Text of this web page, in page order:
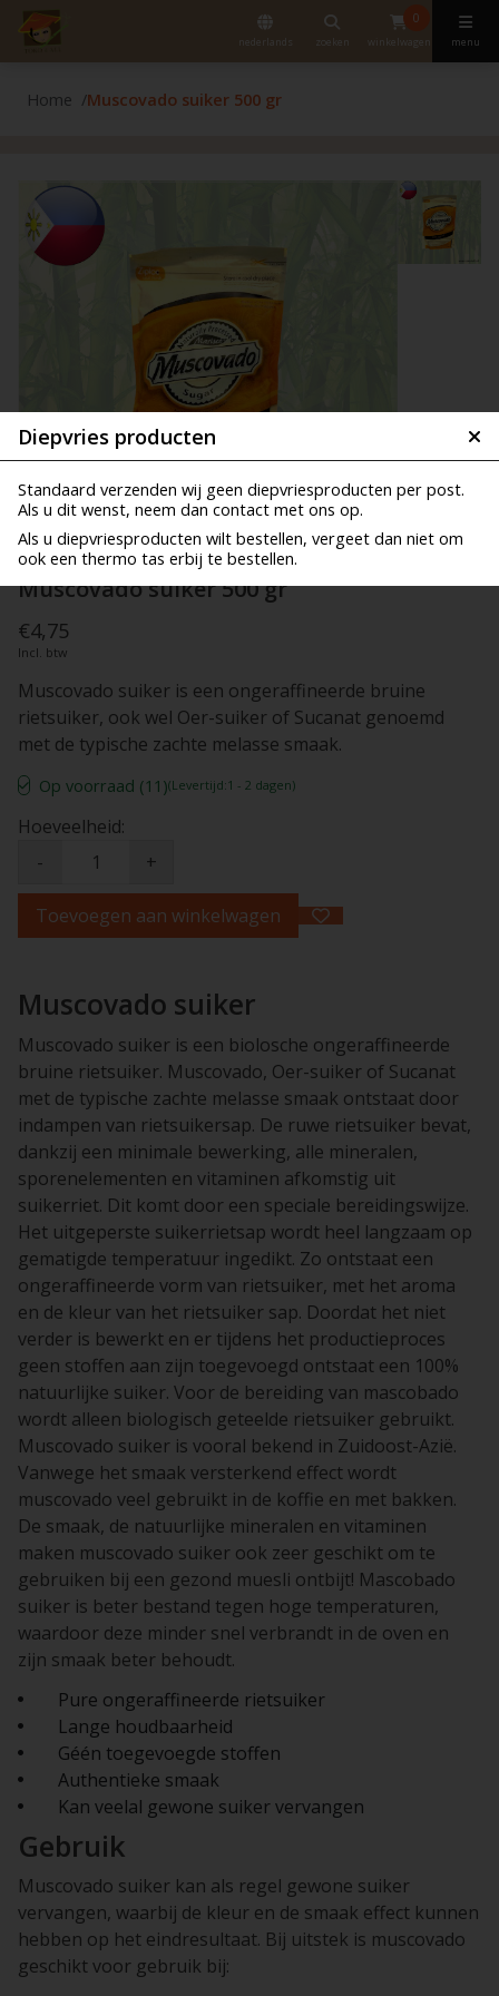
nederlands zoeken
0
winkelwagen menu
Diepvries producten
Standaard verzenden wij geen diepvriesproducten per post.
Als u dit wenst, neem dan contact met ons op.
Als u diepvriesproducten wilt bestellen, vergeet dan niet om
ook een thermo tas erbij te bestellen.
Home Muscovado suiker 500 gr
Muscovado suiker 500 gr
€4,75
Incl. btw
Muscovado suiker is een ongeraffineerde bruine
rietsuiker, ook wel Oer-suiker of Sucanat genoemd
met de typische zachte melasse smaak.
Op voorraad (11)(Levertijd:1 - 2 dagen)
Hoeveelheid:
-
+
Toevoegen aan winkelwagen
Muscovado suiker
Muscovado suiker is een biolosche ongeraffineerde
bruine rietsuiker. Muscovado, Oer-suiker of Sucanat
met de typische zachte melasse smaak ontstaat door
indampen van rietsuikersap. De ruwe rietsuiker bevat,
dankzij een minimale bewerking, alle mineralen,
sporenelementen en vitaminen afkomstig uit
suikerriet. Dit komt door een speciale bereidingswijze.
Het uitgeperste suikerrietsap wordt heel langzaam op
gematigde temperatuur ingedikt. Zo ontstaat een
ongeraffineerde vorm van rietsuiker, met het aroma
en de kleur van het rietsuiker sap. Doordat het niet
verder is bewerkt en er tijdens het productieproces
geen stoffen aan zijn toegevoegd ontstaat een 100%
natuurlijke suiker. Voor de bereiding van mascobado
wordt alleen biologisch geteelde rietsuiker gebruikt.
Muscovado suiker is vooral bekend in Zuidoost-Azië.
Vanwege het smaak versterkend effect wordt
muscovado veel gebruikt in de koffie en met bakken.
De smaak, de natuurlijke mineralen en vitaminen
maken muscovado suiker ook zeer geschikt om te
gebruiken bij een gezond muesli ontbijt! Mascobado
suiker is beter bestand tegen hoge temperaturen,
waardoor deze minder snel verbrandt in de oven en
zijn smaak beter behoudt.
Pure ongeraffineerde rietsuiker
Lange houdbaarheid
Géén toegevoegde stoffen
Authentieke smaak
Kan veelal gewone suiker vervangen
Gebruik
Muscovado suiker kan als regel gewone suiker
vervangen, waarbij de kleur en de smaak effect kunnen
hebben op het eindresultaat. Bij uitstek is muscovado
geschikt voor gebruik bij: